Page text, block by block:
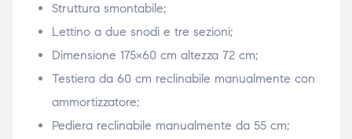
Struttura smontabile;
Lettino a due snodi e tre sezioni;
Dimensione 175×60 cm altezza 72 cm;
Testiera da 60 cm reclinabile manualmente con
ammortizzatore;
Pediera reclinabile manualmente da 55 cm;